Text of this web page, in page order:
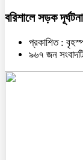
বরিশালে সড়ক
প্রকাশিত :
৯৬৭ জন